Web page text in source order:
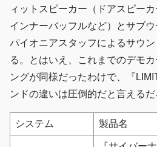
ィットスピーカー（ドアスピー
インナーバッフルなど）とサブウ
パイオニアスタッフによるサウ
る。とはいえ、これまでのデモ
ングが同様だったわけで、『
ンドの違いは圧倒的だと言えるだ
システム 製品名